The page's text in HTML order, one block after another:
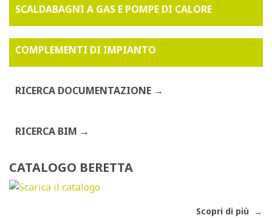
SCALDABAGNI A GAS E POMPE DI CALORE
COMPLEMENTI DI IMPIANTO
RICERCA DOCUMENTAZIONE
RICERCA BIM
CATALOGO BERETTA
Scopri di più